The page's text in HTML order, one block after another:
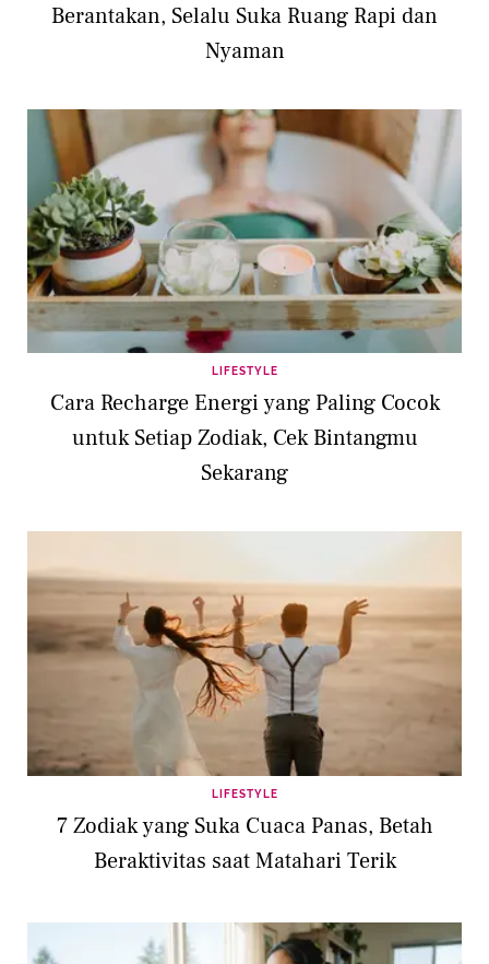
Berantakan, Selalu Suka Ruang Rapi dan
Nyaman
LIFESTYLE
Cara Recharge Energi yang Paling Cocok
untuk Setiap Zodiak, Cek Bintangmu
Sekarang
LIFESTYLE
7 Zodiak yang Suka Cuaca Panas, Betah
Beraktivitas saat Matahari Terik